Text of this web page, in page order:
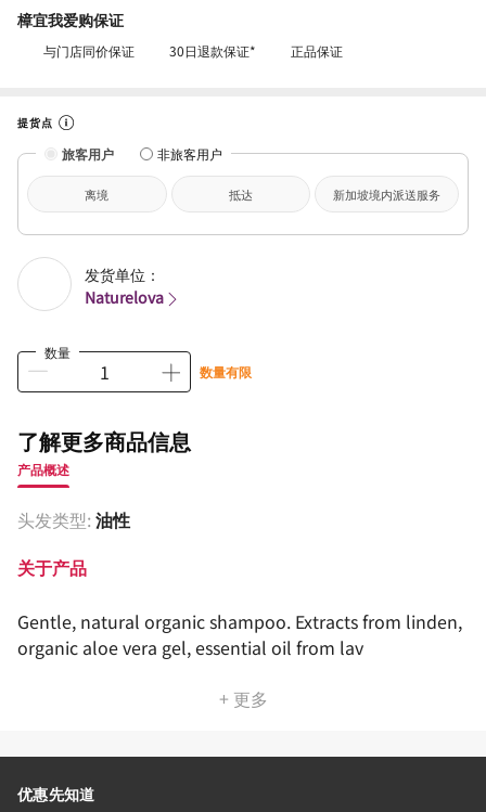
樟宜我爱购保证
与门店同价保证 30日退款保证* 正品保证
提货点
旅客用户 非旅客用户
离境 抵达 新加坡境内派送服务
发货单位：
Naturelova
数量
数量有限
了解更多商品信息
产品概述
头发类型: 油性
关于产品
Gentle, natural organic shampoo. Extracts from linden,
organic aloe vera gel, essential oil from lav
+ 更多
优惠先知道